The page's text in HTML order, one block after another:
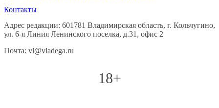
Контакты
Адрес редакции: 601781 Владимирская область, г. Кольчугино,
ул. 6-я Линия Ленинского поселка, д.31, офис 2
Почта: vl@vladega.ru
18+